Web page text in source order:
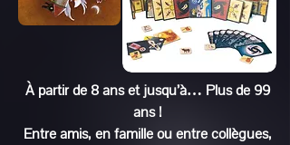
À partir de 8 ans et jusqu’à… Plus de 99
ans !
Entre amis, en famille ou entre collègues,